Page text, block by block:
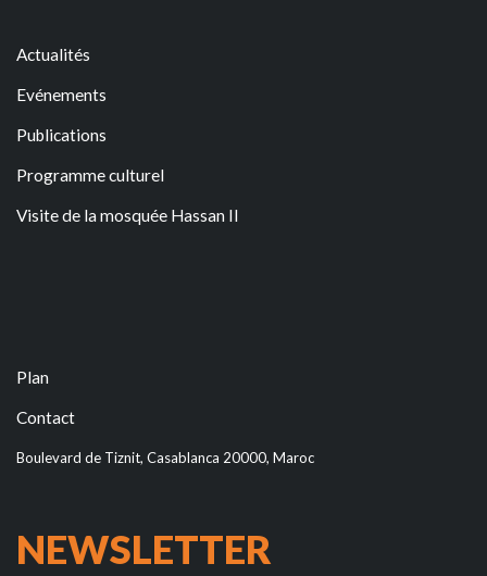
Actualités
Evénements
Publications
Programme culturel
Visite de la mosquée Hassan II
Plan
Contact
Boulevard de Tiznit, Casablanca 20000, Maroc
NEWSLETTER